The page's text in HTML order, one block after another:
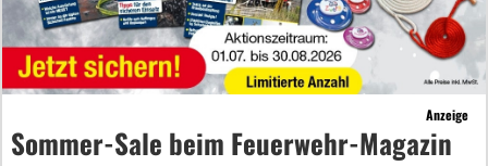
Anzeige
Sommer-Sale beim Feuerwehr-Magazin